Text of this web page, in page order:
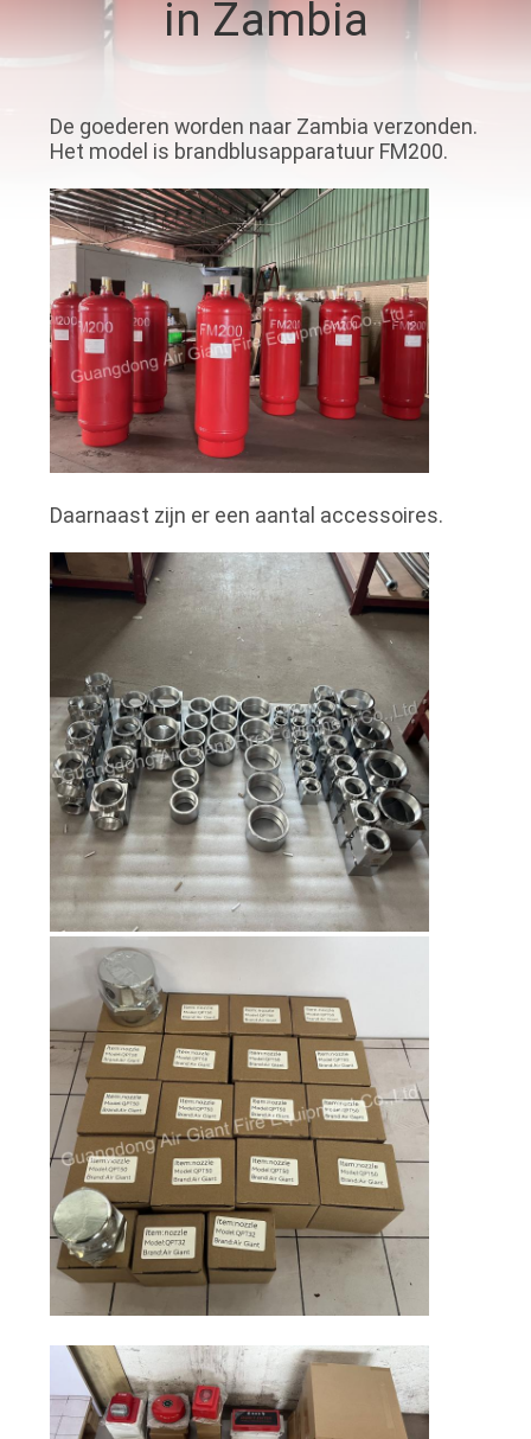
KWALITEITSCONTROLE
DOWNLOADEN
VERZOEK
OM EEN
CITAAT
SITEMAP
PRIVACY
POLICY
in Zambia
De goederen worden naar Zambia verzonden.
Het model is brandblusapparatuur FM200.
Daarnaast zijn er een aantal accessoires.